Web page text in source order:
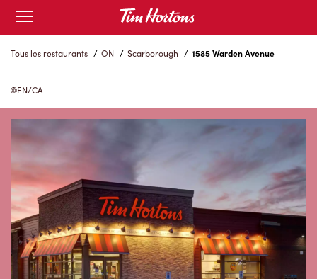
Skip
Content
Open
mobile
menu
Tous les restaurants / ON / Scarborough / 1585 Warden Avenue
EN/CA